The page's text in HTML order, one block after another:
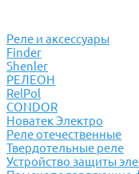
Реле и аксессуары
Finder
Shenler
РЕЛЕОН
RelPol
CONDOR
Новатек Электро
Реле отечественные
Твердотельные реле
Устройство защиты